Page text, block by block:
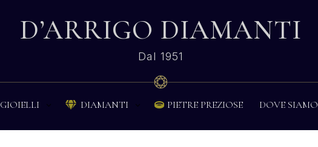
D’ARRIGO DIAMANTI
Dal 1951
GIOIELLI  DIAMANTI  PIETRE PREZIOSE DOVE SIAMO